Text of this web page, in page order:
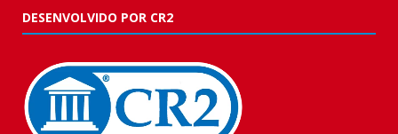
DESENVOLVIDO POR CR2